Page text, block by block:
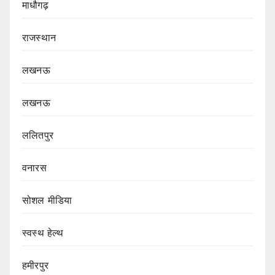
माधौगढ़
राजस्थान
लखनऊ
लखनऊ
ललितपुर
वनारस
सोशल मीडिया
स्वस्थ हेल्थ
हमीरपुर